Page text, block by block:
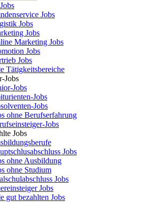
Jobs
Jobs
Jobs
Marketing Jobs
Jobs
Jobs
Tätigkeitsbereiche
Jobs
Jobs
Jobs
Jobs
ohne Berufserfahrung
Jobs
Jobs
Jobs
ohne Ausbildung
ohne Studium
Jobs
Jobs
gut bezahlten Jobs